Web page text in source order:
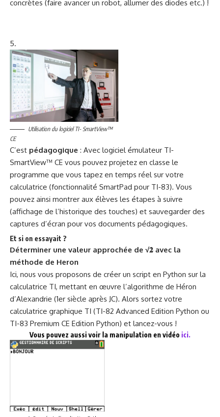
concrètes (faire avancer un robot, allumer des diodes etc.) !
Utilisation du logiciel TI- SmartView™
CE
C’est pédagogique : Avec logiciel émulateur TI-
SmartView™ CE vous pouvez projetez en classe le
programme que vous tapez en temps réel sur votre
calculatrice (fonctionnalité SmartPad pour TI-83). Vous
pouvez ainsi montrer aux élèves les étapes à suivre
(affichage de l’historique des touches) et sauvegarder des
captures d’écran pour vos documents pédagogiques.
Et si on essayait ?
Déterminer une valeur approchée de √𝟐 avec la
méthode de Heron
Ici, nous vous proposons de créer un script en Python sur la
calculatrice TI, mettant en œuvre l’algorithme de Héron
d’Alexandrie (1er siècle après JC). Alors sortez votre
calculatrice graphique TI (TI-82 Advanced Edition Python ou
TI-83 Premium CE Edition Python) et lancez-vous !
Vous pouvez aussi voir la manipulation en vidéo ici.